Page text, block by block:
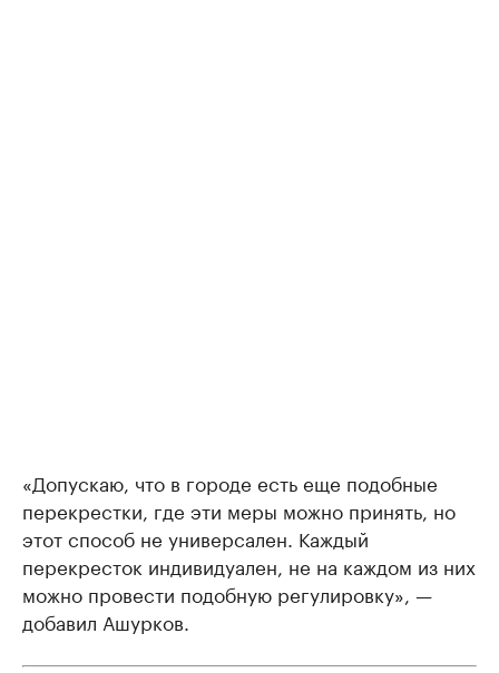
«Допускаю, что в городе есть еще подобные
перекрестки, где эти меры можно принять, но
этот способ не универсален. Каждый
перекресток индивидуален, не на каждом из них
можно провести подобную регулировку», —
добавил Ашурков.